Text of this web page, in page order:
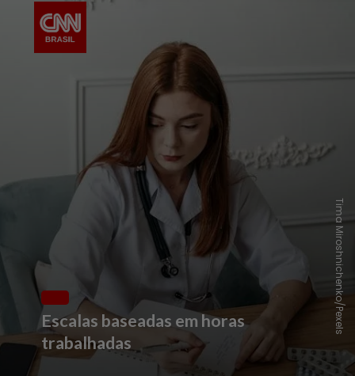
Escalas baseadas em horas
trabalhadas
Tima Miroshnichenko/Pexels